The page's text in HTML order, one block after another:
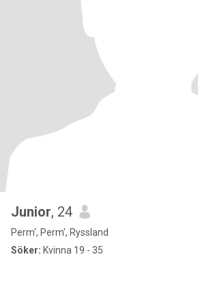
Junior, 24
Perm', Perm', Ryssland
Söker: Kvinna 19 - 35